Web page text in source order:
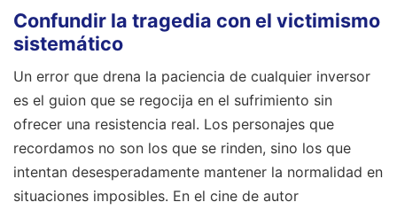
Confundir la tragedia con el victimismo
sistemático
Un error que drena la paciencia de cualquier inversor
es el guion que se regocija en el sufrimiento sin
ofrecer una resistencia real. Los personajes que
recordamos no son los que se rinden, sino los que
intentan desesperadamente mantener la normalidad en
situaciones imposibles. En el cine de autor